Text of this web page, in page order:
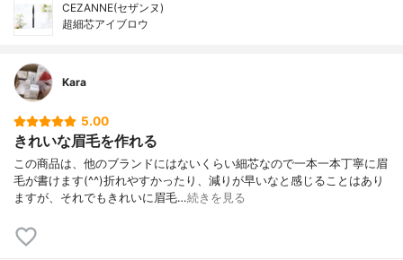
CEZANNE(セザンヌ)
超細芯アイブロウ
Kara
5.00
きれいな眉毛を作れる
この商品は、他のブランドにはないくらい細芯なので一本一本丁寧に眉
毛が書けます(^^)折れやすかったり、減りが早いなと感じることはあり
ますが、それでもきれいに眉毛…続きを見る